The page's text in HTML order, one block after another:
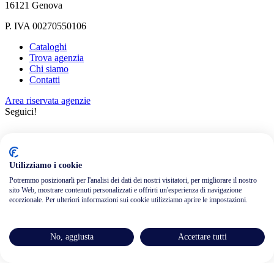
16121 Genova
P. IVA 00270550106
Cataloghi
Trova agenzia
Chi siamo
Contatti
Area riservata agenzie
Seguici!
Informativa privacy
Cookie policy
Assicurazioni
Condizioni generali
Utilizziamo i cookie
Potremmo posizionarli per l'analisi dei dati dei nostri visitatori, per migliorare il nostro
sito Web, mostrare contenuti personalizzati e offrirti un'esperienza di navigazione
eccezionale. Per ulteriori informazioni sui cookie utilizziamo aprire le impostazioni.
No, aggiusta Accettare tutti